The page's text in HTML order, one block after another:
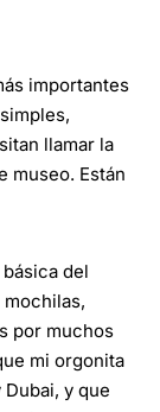
importantes
llamar la
museo. Están
del
por muchos
mi orgonita
y que